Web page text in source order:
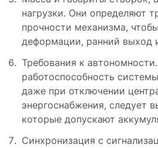
нагрузки. Они определяют
прочности механизма,
деформации, ранний выход
Требования к
работоспособность
даже при отключении
энергоснабжения, следует
которые допускают
Синхронизация с